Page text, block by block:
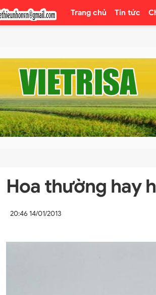
Trang chủ Tin tức
Hoa thường hay
20:46 14/01/2013